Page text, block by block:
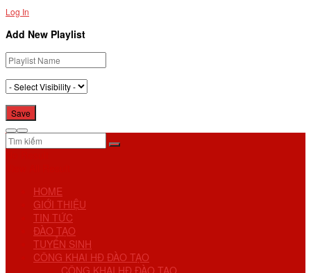
Log In
Add New Playlist
HOME
GIỚI THIỆU
TIN TỨC
ĐÀO TẠO
TUYỂN SINH
CÔNG KHAI HĐ ĐÀO TẠO